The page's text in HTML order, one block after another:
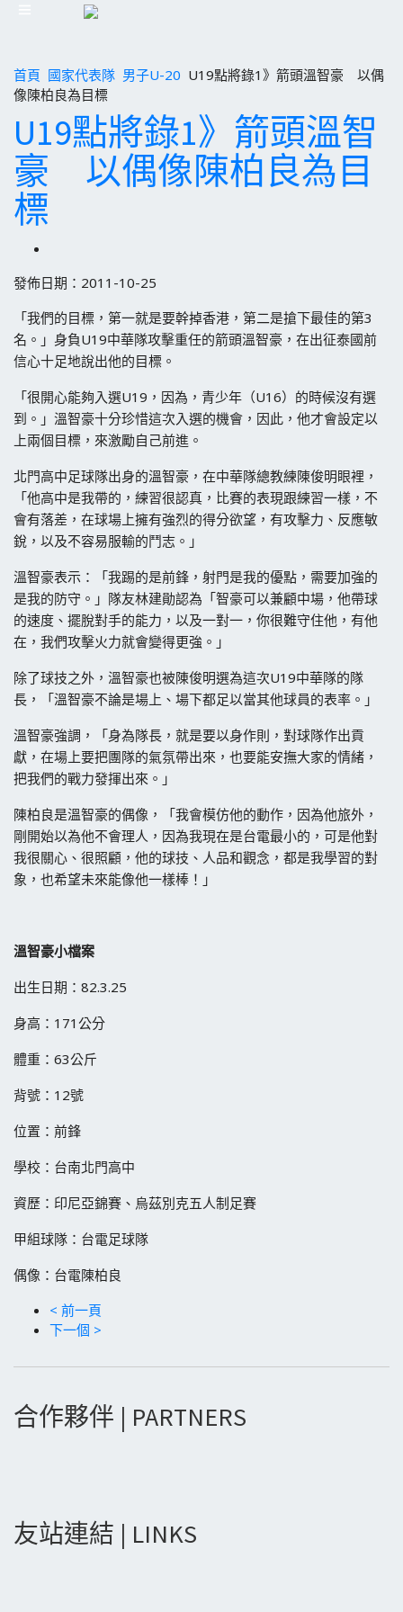
首頁 國家代表隊 男子U-20 U19點將錄1》箭頭溫智豪 以偶
像陳柏良為目標
U19點將錄1》箭頭溫智
豪 以偶像陳柏良為目
標
發佈日期：2011-10-25
「我們的目標，第一就是要幹掉香港，第二是搶下最佳的第3
名。」身負U19中華隊攻擊重任的箭頭溫智豪，在出征泰國前
信心十足地說出他的目標。
「很開心能夠入選U19，因為，青少年（U16）的時候沒有選
到。」溫智豪十分珍惜這次入選的機會，因此，他才會設定以
上兩個目標，來激勵自己前進。
北門高中足球隊出身的溫智豪，在中華隊總教練陳俊明眼裡，
「他高中是我帶的，練習很認真，比賽的表現跟練習一樣，不
會有落差，在球場上擁有強烈的得分欲望，有攻擊力、反應敏
銳，以及不容易服輸的鬥志。」
溫智豪表示：「我踢的是前鋒，射門是我的優點，需要加強的
是我的防守。」隊友林建勛認為「智豪可以兼顧中場，他帶球
的速度、擺脫對手的能力，以及一對一，你很難守住他，有他
在，我們攻擊火力就會變得更強。」
除了球技之外，溫智豪也被陳俊明選為這次U19中華隊的隊
長，「溫智豪不論是場上、場下都足以當其他球員的表率。」
溫智豪強調，「身為隊長，就是要以身作則，對球隊作出貢
獻，在場上要把團隊的氣氛帶出來，也要能安撫大家的情緒，
把我們的戰力發揮出來。」
陳柏良是溫智豪的偶像，「我會模仿他的動作，因為他旅外，
剛開始以為他不會理人，因為我現在是台電最小的，可是他對
我很關心、很照顧，他的球技、人品和觀念，都是我學習的對
象，也希望未來能像他一樣棒！」
溫智豪小檔案
出生日期：82.3.25
身高：171公分
體重：63公斤
背號：12號
位置：前鋒
學校：台南北門高中
資歷：印尼亞錦賽、烏茲別克五人制足賽
甲組球隊：台電足球隊
偶像：台電陳柏良
< 前一頁
下一個 >
合作夥伴 | PARTNERS
友站連結 | LINKS